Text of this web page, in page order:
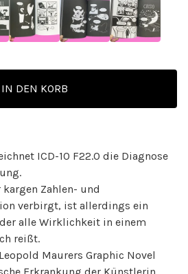
IN DEN KORB
ICD-10 F22.0 die Diagnose
Zahlen- und
verbirgt, ist allerdings ein
alle Wirklichkeit in einem
reißt.
Maurers Graphic Novel